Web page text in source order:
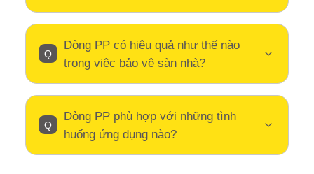
Dòng PP có hiệu quả như thế nào
trong việc bảo vệ sàn nhà?
Dòng PP phù hợp với những tình
huống ứng dụng nào?